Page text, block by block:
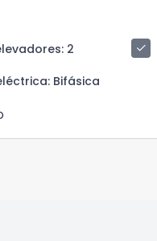
: 2 check
: Bifásica